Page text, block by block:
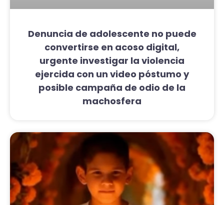
Denuncia de adolescente no puede
convertirse en acoso digital,
urgente investigar la violencia
ejercida con un video póstumo y
posible campaña de odio de la
machosfera